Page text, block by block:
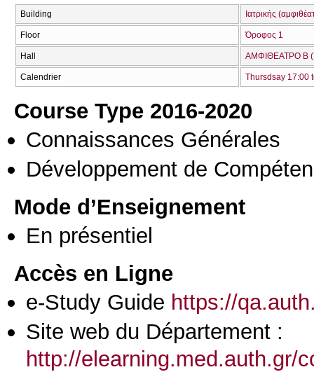
Building Ιατρικής
Floor Όροφος 1
Hall ΑΜΦΙΘΕΑΤΡΟ Β
Calendrier Thursdsay 17:00
Course Type 2016-2020
Connaissances Générales
Développement de
Mode d’Enseignement
En présentiel
Accès en Ligne
e-Study Guide https://
Site web du Département :
http://elearning.med.auth.gr/